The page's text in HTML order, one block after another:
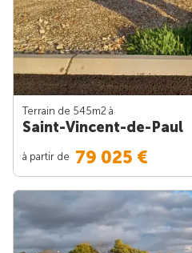
Terrain de 545m2 à
Saint-Vincent-de-Paul
à partir de 79 025 €